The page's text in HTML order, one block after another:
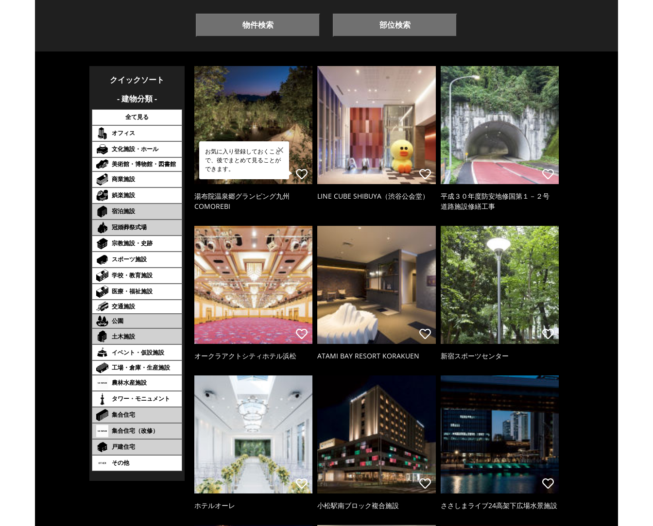
物件検索 部位検索
クイックソート
- 建物分類 -
全て見る
オフィス
文化施設・ホール
美術館・博物館・図書館
商業施設
娯楽施設
宿泊施設
冠婚葬祭式場
宗教施設・史跡
スポーツ施設
学校・教育施設
医療・福祉施設
交通施設
公園
土木施設
イベント・仮設施設
工場・倉庫・生産施設
農林水産施設
タワー・モニュメント
集合住宅
集合住宅（改修）
戸建住宅
その他
お気に入り登録しておくこと
で、後でまとめて見ることが
できます。
湯布院温泉郷グランピング九州
COMOREBI
LINE CUBE SHIBUYA（渋谷公会堂）
平成３０年度防安地修国第１－２号
道路施設修繕工事
オークラアクトシティホテル浜松 ATAMI BAY RESORT KORAKUEN 新宿スポーツセンター
ホテルオーレ 小松駅南ブロック複合施設 ささしまライブ24高架下広場水景施設